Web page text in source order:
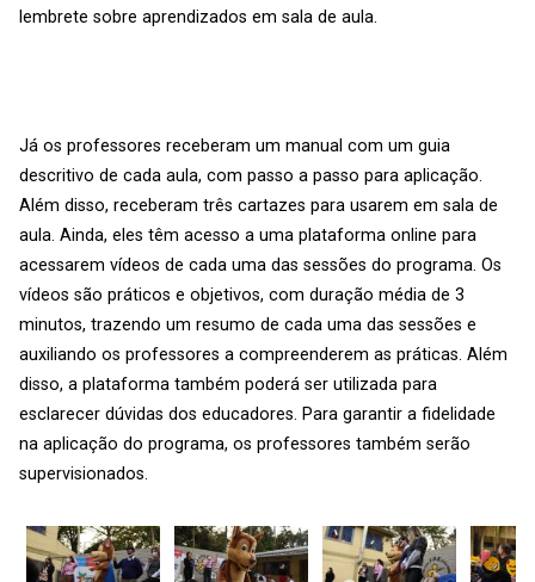
lembrete sobre aprendizados em sala de aula.
Já os professores receberam um manual com um guia
descritivo de cada aula, com passo a passo para aplicação.
Além disso, receberam três cartazes para usarem em sala de
aula. Ainda, eles têm acesso a uma plataforma online para
acessarem vídeos de cada uma das sessões do programa. Os
vídeos são práticos e objetivos, com duração média de 3
minutos, trazendo um resumo de cada uma das sessões e
auxiliando os professores a compreenderem as práticas. Além
disso, a plataforma também poderá ser utilizada para
esclarecer dúvidas dos educadores. Para garantir a fidelidade
na aplicação do programa, os professores também serão
supervisionados.